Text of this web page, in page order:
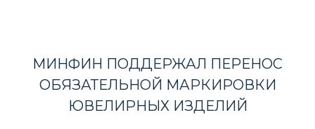
МИНФИН ПОДДЕРЖАЛ ПЕРЕНОС
ОБЯЗАТЕЛЬНОЙ МАРКИРОВКИ
ЮВЕЛИРНЫХ ИЗДЕЛИЙ